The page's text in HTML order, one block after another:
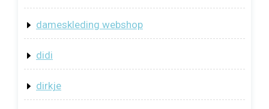
dameskleding webshop
didi
dirkje